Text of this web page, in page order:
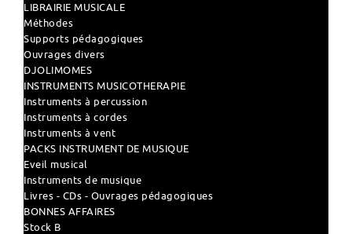
LIBRAIRIE MUSICALE
Méthodes
Supports pédagogiques
Ouvrages divers
DJOLIMOMES
INSTRUMENTS MUSICOTHERAPIE
Instruments à percussion
Instruments à cordes
Instruments à vent
PACKS INSTRUMENT DE MUSIQUE
Eveil musical
Instruments de musique
Livres - CDs - Ouvrages pédagogiques
BONNES AFFAIRES
Stock B